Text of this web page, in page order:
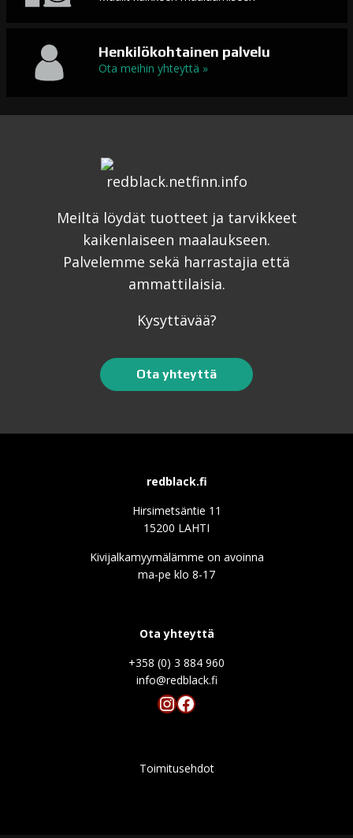
Henkilökohtainen palvelu
Ota meihin yhteyttä »
Meiltä löydät tuotteet ja tarvikkeet
kaikenlaiseen maalaukseen.
Palvelemme sekä harrastajia että
ammattilaisia.
Kysyttävää?
Ota yhteyttä
redblack.fi
Hirsimetsäntie 11
15200 LAHTI
Kivijalkamyymälämme on avoinna
ma-pe klo 8-17
Ota yhteyttä
+358 (0) 3 884 960
info@redblack.f
Instagram
Facebook
Toimitusehdot